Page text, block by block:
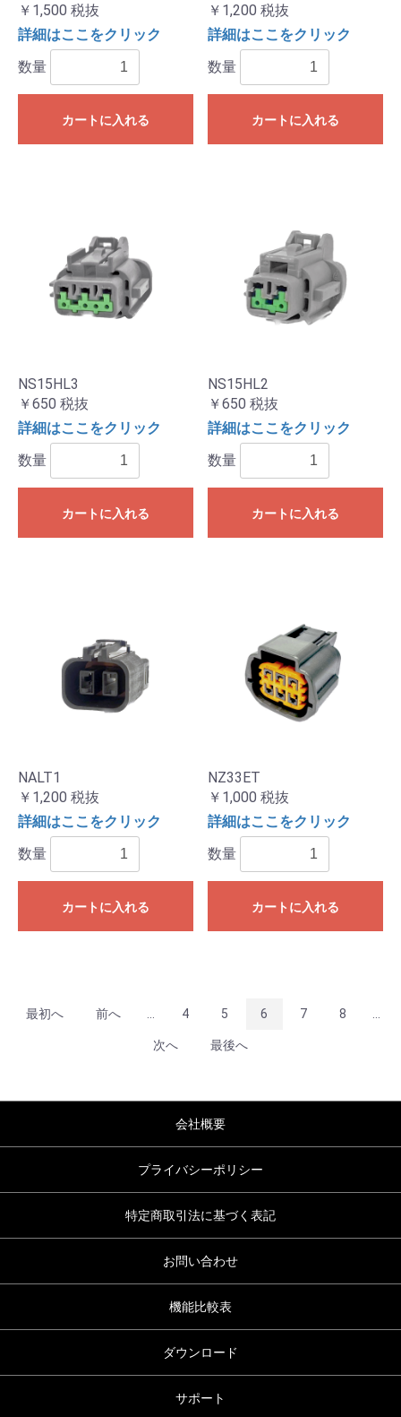
￥1,500 税抜
詳細はここをクリック
数量
カートに入れる
￥1,200 税抜
詳細はここをクリック
数量
カートに入れる
NS15HL3
￥650 税抜
詳細はここをクリック
数量
カートに入れる
NS15HL2
￥650 税抜
詳細はここをクリック
数量
カートに入れる
NALT1
￥1,200 税抜
詳細はここをクリック
数量
カートに入れる
NZ33ET
￥1,000 税抜
詳細はここをクリック
数量
カートに入れる
最初へ 前へ 4 5 6 7 8
次へ 最後へ
会社概要
プライバシーポリシー
特定商取引法に基づく表記
お問い合わせ
機能比較表
ダウンロード
サポート